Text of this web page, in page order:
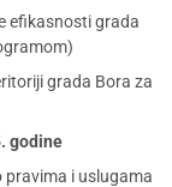
efikasnosti grada
grada Bora za
godine
pravima i uslugama